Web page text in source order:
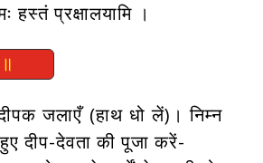
हस्तं प्रक्षालयामि ।
जलाएँ (हाथ धो लें)। निम्न
दीप-देवता की पूजा करें-